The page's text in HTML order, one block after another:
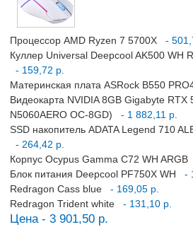
Процессор AMD Ryzen 7 5700X
-
Куллер Universal Deepcool AK500 WH
- 159,72 р.
Материнская плата ASRock B550
Видеокарта NVIDIA 8GB Gigabyte RTX
N5060AERO OC-8GD)
- 1 882,11 р.
SSD накопитель ADATA Legend 710
- 264,42 р.
Корпус Ocypus Gamma C72 WH ARGB
Блок питания Deepcool PF750X WH
-
Redragon Cass blue
- 169,05 р.
Redragon Trident white
- 131,10 р.
Цена - 3 901,50 р.